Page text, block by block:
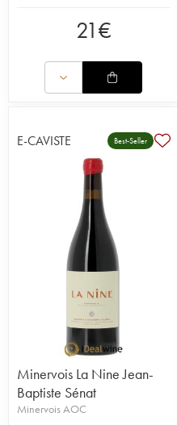
21€
E-CAVISTE Best-Seller
Minervois La Nine Jean-
Baptiste Sénat
Minervois AOC